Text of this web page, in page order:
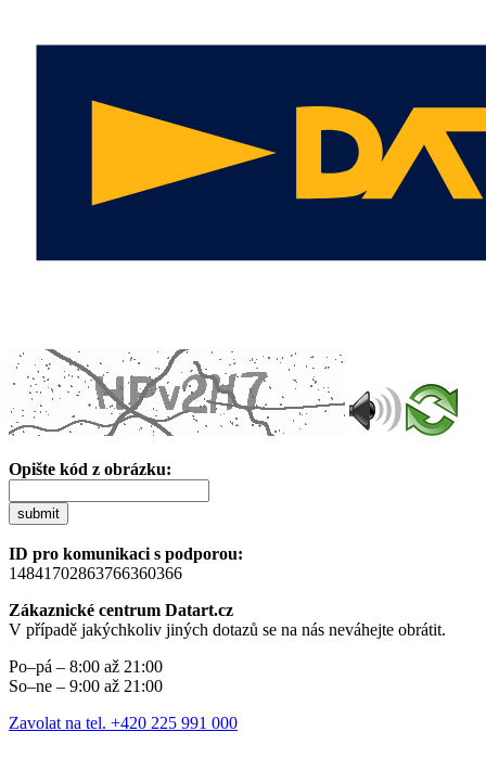
Opište kód z obrázku:
submit
ID pro komunikaci s podporou:
14841702863766360366
Zákaznické centrum Datart.cz
V případě jakýchkoliv jiných dotazů se na nás neváhejte obrátit.
Po–pá – 8:00 až 21:00
So–ne – 9:00 až 21:00
Zavolat na tel. +420 225 991 000